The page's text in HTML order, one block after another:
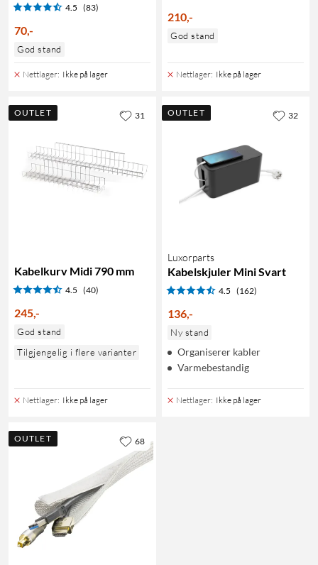
4.5 (83)
70,-
God stand
Nettlager: Ikke på lager
210,-
God stand
Nettlager: Ikke på lager
OUTLET
Kabelkurv Midi 790 mm
4.5 (40)
245,-
God stand
Tilgjengelig i flere varianter
Nettlager: Ikke på lager
31 OUTLET
Luxorparts
Kabelskjuler Mini Svart
4.5 (162)
136,-
Ny stand
Organiserer kabler
Varmebestandig
Nettlager: Ikke på lager
32
OUTLET 68